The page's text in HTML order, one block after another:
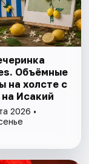
Объёмные
на холсте с
Исакий
2026 •